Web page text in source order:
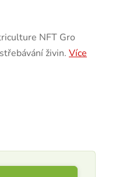
NFT Gro
živin. Více